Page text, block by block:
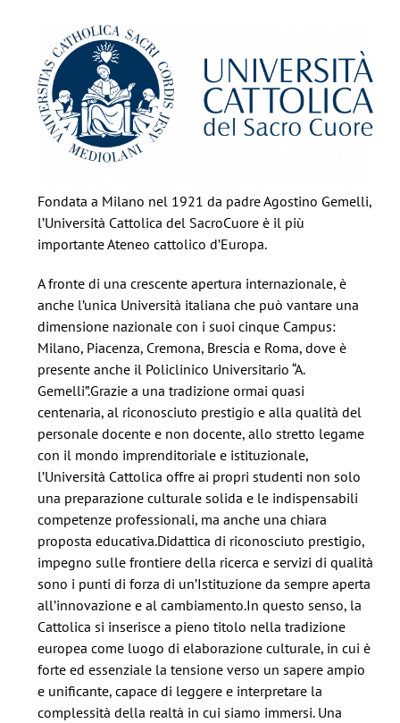
Fondata a Milano nel 1921 da padre Agostino Gemelli,
l’Università Cattolica del SacroCuore è il più
importante Ateneo cattolico d’Europa.
A fronte di una crescente apertura internazionale, è
anche l’unica Università italiana che può vantare una
dimensione nazionale con i suoi cinque Campus:
Milano, Piacenza, Cremona, Brescia e Roma, dove è
presente anche il Policlinico Universitario “A.
Gemelli”.Grazie a una tradizione ormai quasi
centenaria, al riconosciuto prestigio e alla qualità del
personale docente e non docente, allo stretto legame
con il mondo imprenditoriale e istituzionale,
l’Università Cattolica offre ai propri studenti non solo
una preparazione culturale solida e le indispensabili
competenze professionali, ma anche una chiara
proposta educativa.Didattica di riconosciuto prestigio,
impegno sulle frontiere della ricerca e servizi di qualità
sono i punti di forza di un’Istituzione da sempre aperta
all’innovazione e al cambiamento.In questo senso, la
Cattolica si inserisce a pieno titolo nella tradizione
europea come luogo di elaborazione culturale, in cui è
forte ed essenziale la tensione verso un sapere ampio
e unificante, capace di leggere e interpretare la
complessità della realtà in cui siamo immersi. Una